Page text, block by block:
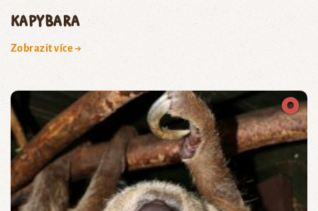
kapybara
Zobrazit více →